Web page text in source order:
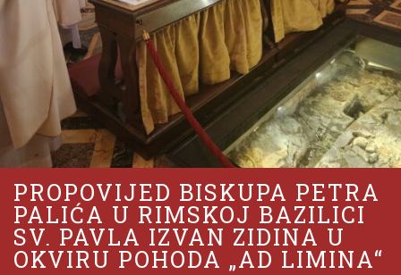
PROPOVIJED BISKUPA PETRA
PALIĆA U RIMSKOJ BAZILICI
SV. PAVLA IZVAN ZIDINA U
OKVIRU POHODA „AD LIMINA“